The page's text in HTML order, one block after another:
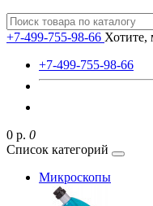
+7-499-755-98-66 Хотите,
+7-499-755-98-66
0 р. 0
Список категорий
Микроскопы